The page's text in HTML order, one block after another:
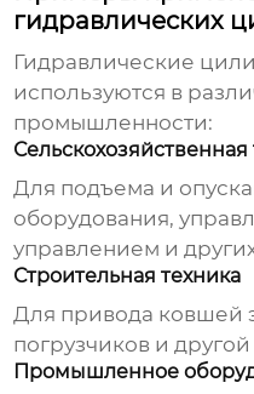
гидравлических
Гидравлические
используются в
промышленности:
Сельскохозяйственная
Для подъема и
оборудования,
управлением и
Строительная техника
Для привода ковшей
погрузчиков и
Промышленное